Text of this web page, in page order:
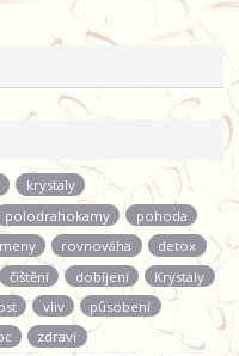
krystaly
polodrahokamy
pohoda
rovnováha
detox
čištění dobíjení
Krystaly
vliv
působení
zdraví